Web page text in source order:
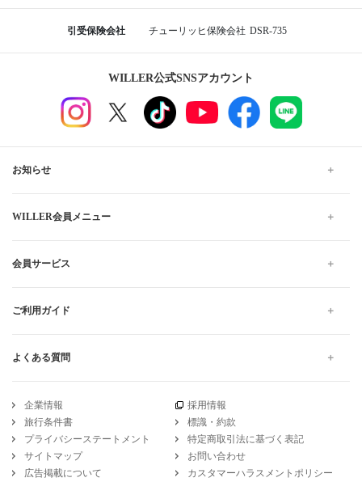
引受保険会社 チューリッヒ保険会社 DSR-735
WILLER公式SNSアカウント
お知らせ
WILLER会員メニュー
会員サービス
ご利用ガイド
よくある質問
企業情報
採用情報
旅行条件書
標識・約款
プライバシーステートメント
特定商取引法に基づく表記
サイトマップ
お問い合わせ
広告掲載について
カスタマーハラスメントポリシー